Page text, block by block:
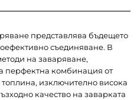
представлява бъдещето
съединяване. В
на заваряване,
перфектна комбинация от
изключително висока
качество на заварката